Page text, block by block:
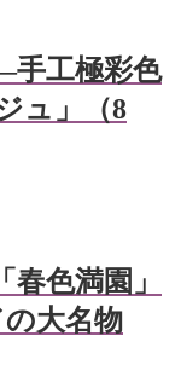
手工極彩色
ュ」（8
色満園」
大名物